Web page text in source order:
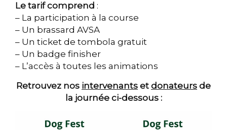
Le tarif comprend :
– La participation à la course
– Un brassard AVSA
– Un ticket de tombola gratuit
– Un badge finisher
– L’accès à toutes les animations
Retrouvez nos intervenants et donateurs de
la journée ci-dessous :